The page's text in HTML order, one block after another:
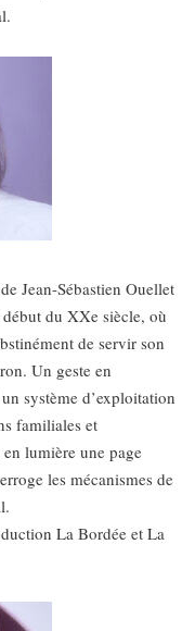
Jean-Sébastien Ouellet
du XXe siècle, où
de servir son
Un geste en
système d’exploitation
familiales et
lumière une page
les mécanismes de
La Bordée et La